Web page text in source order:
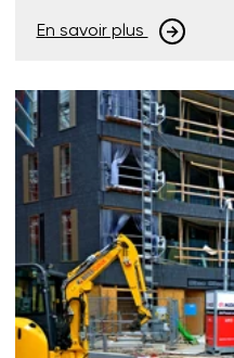
En savoir plus